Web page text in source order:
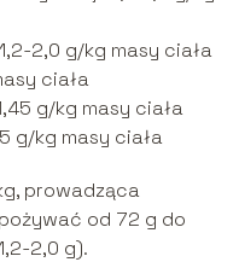
2,0 g/kg masy ciała
ciała
g/kg masy ciała
g/kg masy ciała
prowadząca
od 72 g do
2,0 g).